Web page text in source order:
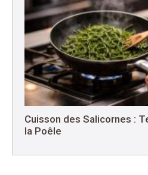
Cuisson des Salicornes :
la Poêle